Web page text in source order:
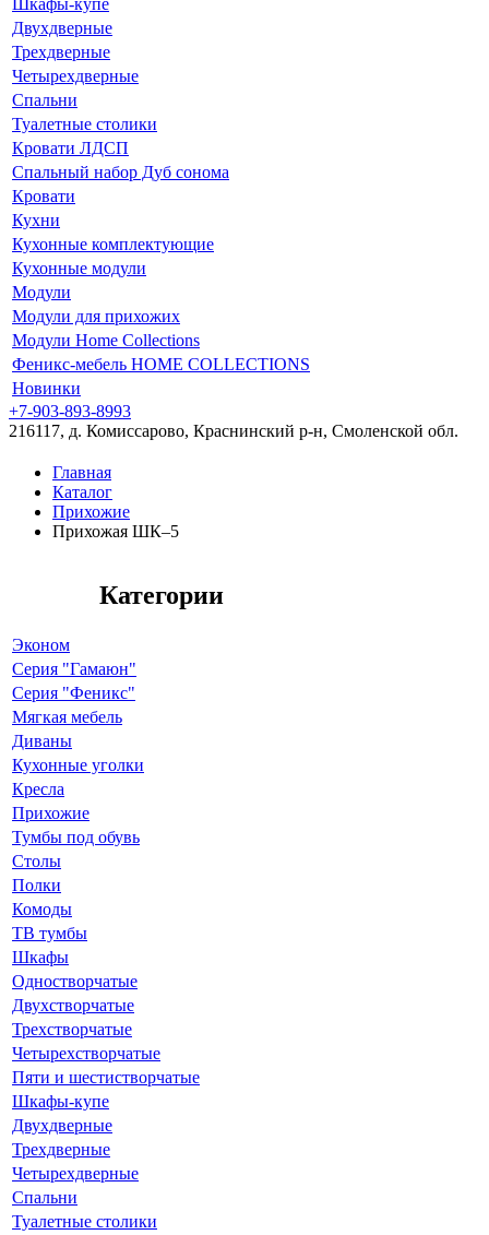
Шкафы-купе
Двухдверные
Трехдверные
Четырехдверные
Спальни
Туалетные столики
Кровати ЛДСП
Спальный набор Дуб сонома
Кровати
Кухни
Кухонные комплектующие
Кухонные модули
Модули
Модули для прихожих
Модули Home Collections
Феникс-мебель HOME COLLECTIONS
Новинки
+7-903-893-8993
216117, д. Комиссарово, Краснинский р-н, Смоленской обл.
Главная
Каталог
Прихожие
Прихожая ШК–5
Категории
Эконом
Серия "Гамаюн"
Серия "Феникс"
Мягкая мебель
Диваны
Кухонные уголки
Кресла
Прихожие
Тумбы под обувь
Столы
Полки
Комоды
ТВ тумбы
Шкафы
Одностворчатые
Двухстворчатые
Трехстворчатые
Четырехстворчатые
Пяти и шестистворчатые
Шкафы-купе
Двухдверные
Трехдверные
Четырехдверные
Спальни
Туалетные столики